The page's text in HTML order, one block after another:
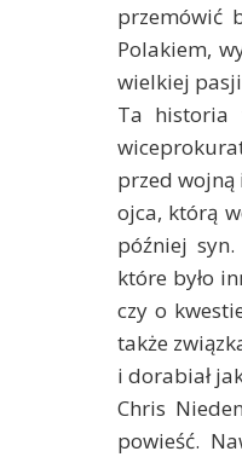
przemówić
Polakiem,
wielkiej
Ta historia
przed wojną
ojca, którą
później
które było
czy o
także
i dorabiał
Chris
powieść.